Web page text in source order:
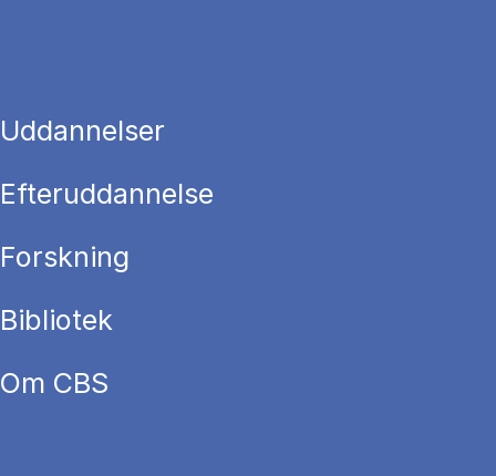
Uddannelser
Efteruddannelse
Forskning
Bibliotek
Om CBS